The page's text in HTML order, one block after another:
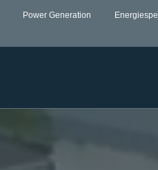
Power Generation